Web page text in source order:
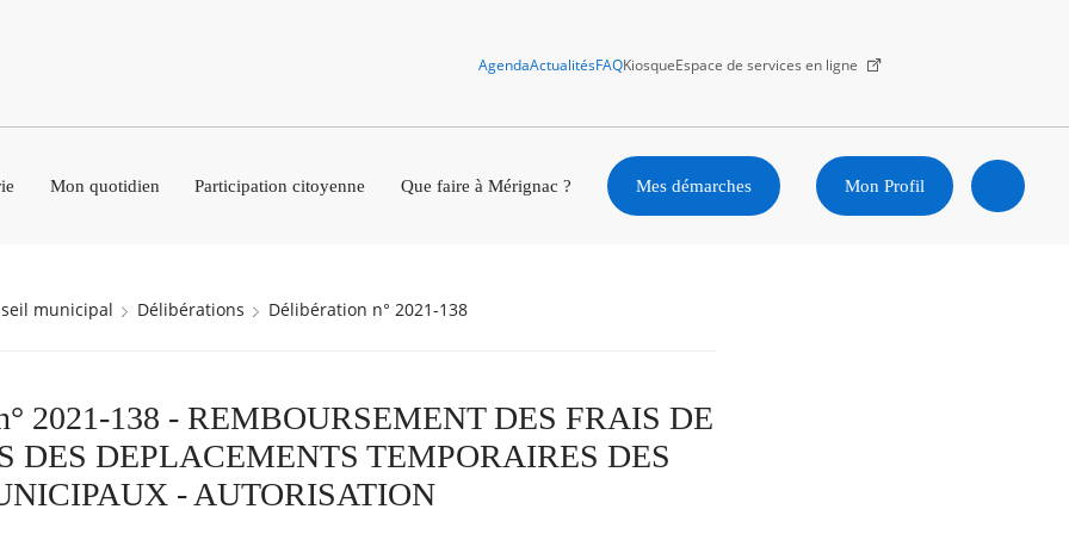
AgendaActualitésFAQKiosqueEspace de services en ligne
Mon quotidien Participation citoyenne Que faire à Mérignac ? Mes démarches Mon Profil
municipal Délibérations Délibération n° 2021-138
2021-138 - REMBOURSEMENT DES FRAIS DE
DES DEPLACEMENTS TEMPORAIRES DES
- AUTORISATION